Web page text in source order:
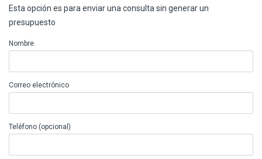
Esta opción es para enviar una consulta sin generar un
presupuesto
Nombre
Correo electrónico
Teléfono (opcional)